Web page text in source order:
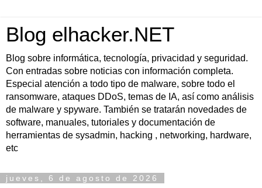
Blog elhacker.NET
Blog sobre informática, tecnología, privacidad y seguridad.
Con entradas sobre noticias con información completa.
Especial atención a todo tipo de malware, sobre todo el
ransomware, ataques DDoS, temas de IA, así como análisis
de malware y spyware. También se tratarán novedades de
software, manuales, tutoriales y documentación de
herramientas de sysadmin, hacking , networking, hardware,
etc
jueves, 6 de agosto de 2026